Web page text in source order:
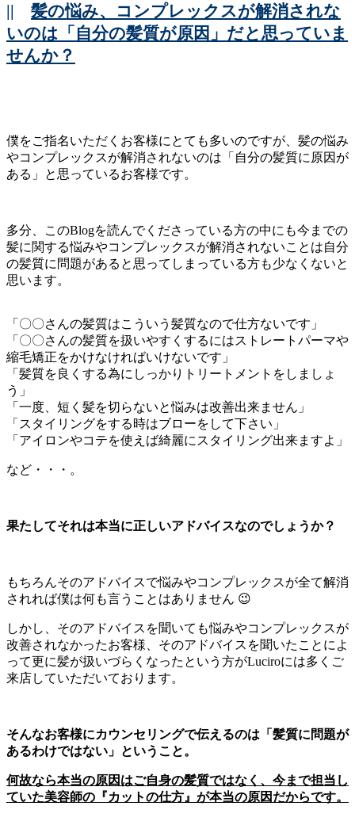
|| 髪の悩み、コンプレックスが解消されな
いのは「自分の髪質が原因」だと思っていま
せんか？
僕をご指名いただくお客様にとても多いのですが、髪の悩み
やコンプレックスが解消されないのは「自分の髪質に原因が
ある」と思っているお客様です。
多分、このBlogを読んでくださっている方の中にも今までの
髪に関する悩みやコンプレックスが解消されないことは自分
の髪質に問題があると思ってしまっている方も少なくないと
思います。
「〇〇さんの髪質はこういう髪質なので仕方ないです」
「〇〇さんの髪質を扱いやすくするにはストレートパーマや
縮毛矯正をかけなければいけないです」
「髪質を良くする為にしっかりトリートメントをしましょ
う」
「一度、短く髪を切らないと悩みは改善出来ません」
「スタイリングをする時はブローをして下さい」
「アイロンやコテを使えば綺麗にスタイリング出来ますよ」
など・・・。
果たしてそれは本当に正しいアドバイスなのでしょうか？
もちろんそのアドバイスで悩みやコンプレックスが全て解消
されれば僕は何も言うことはありません 😉
しかし、そのアドバイスを聞いても悩みやコンプレックスが
改善されなかったお客様、そのアドバイスを聞いたことによ
って更に髪が扱いづらくなったという方がLuciroには多くご
来店していただいております。
そんなお客様にカウンセリングで伝えるのは「髪質に問題が
あるわけではない」ということ。
何故なら本当の原因はご自身の髪質ではなく、今まで担当し
ていた美容師の『カットの仕方』が本当の原因だからです。